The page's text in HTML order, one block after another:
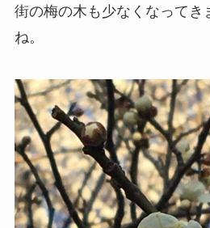
街の梅の木も少なくなってき
ね。